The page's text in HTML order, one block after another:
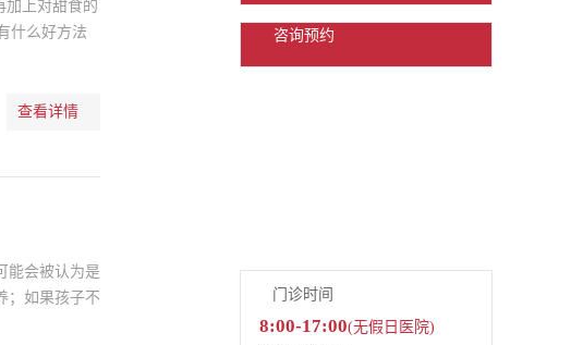
咨询预约
门诊时间
8:00-17:00(无假日医院)
加上对甜食的
什么好方法
查看详情
能会被认为是
；如果孩子不